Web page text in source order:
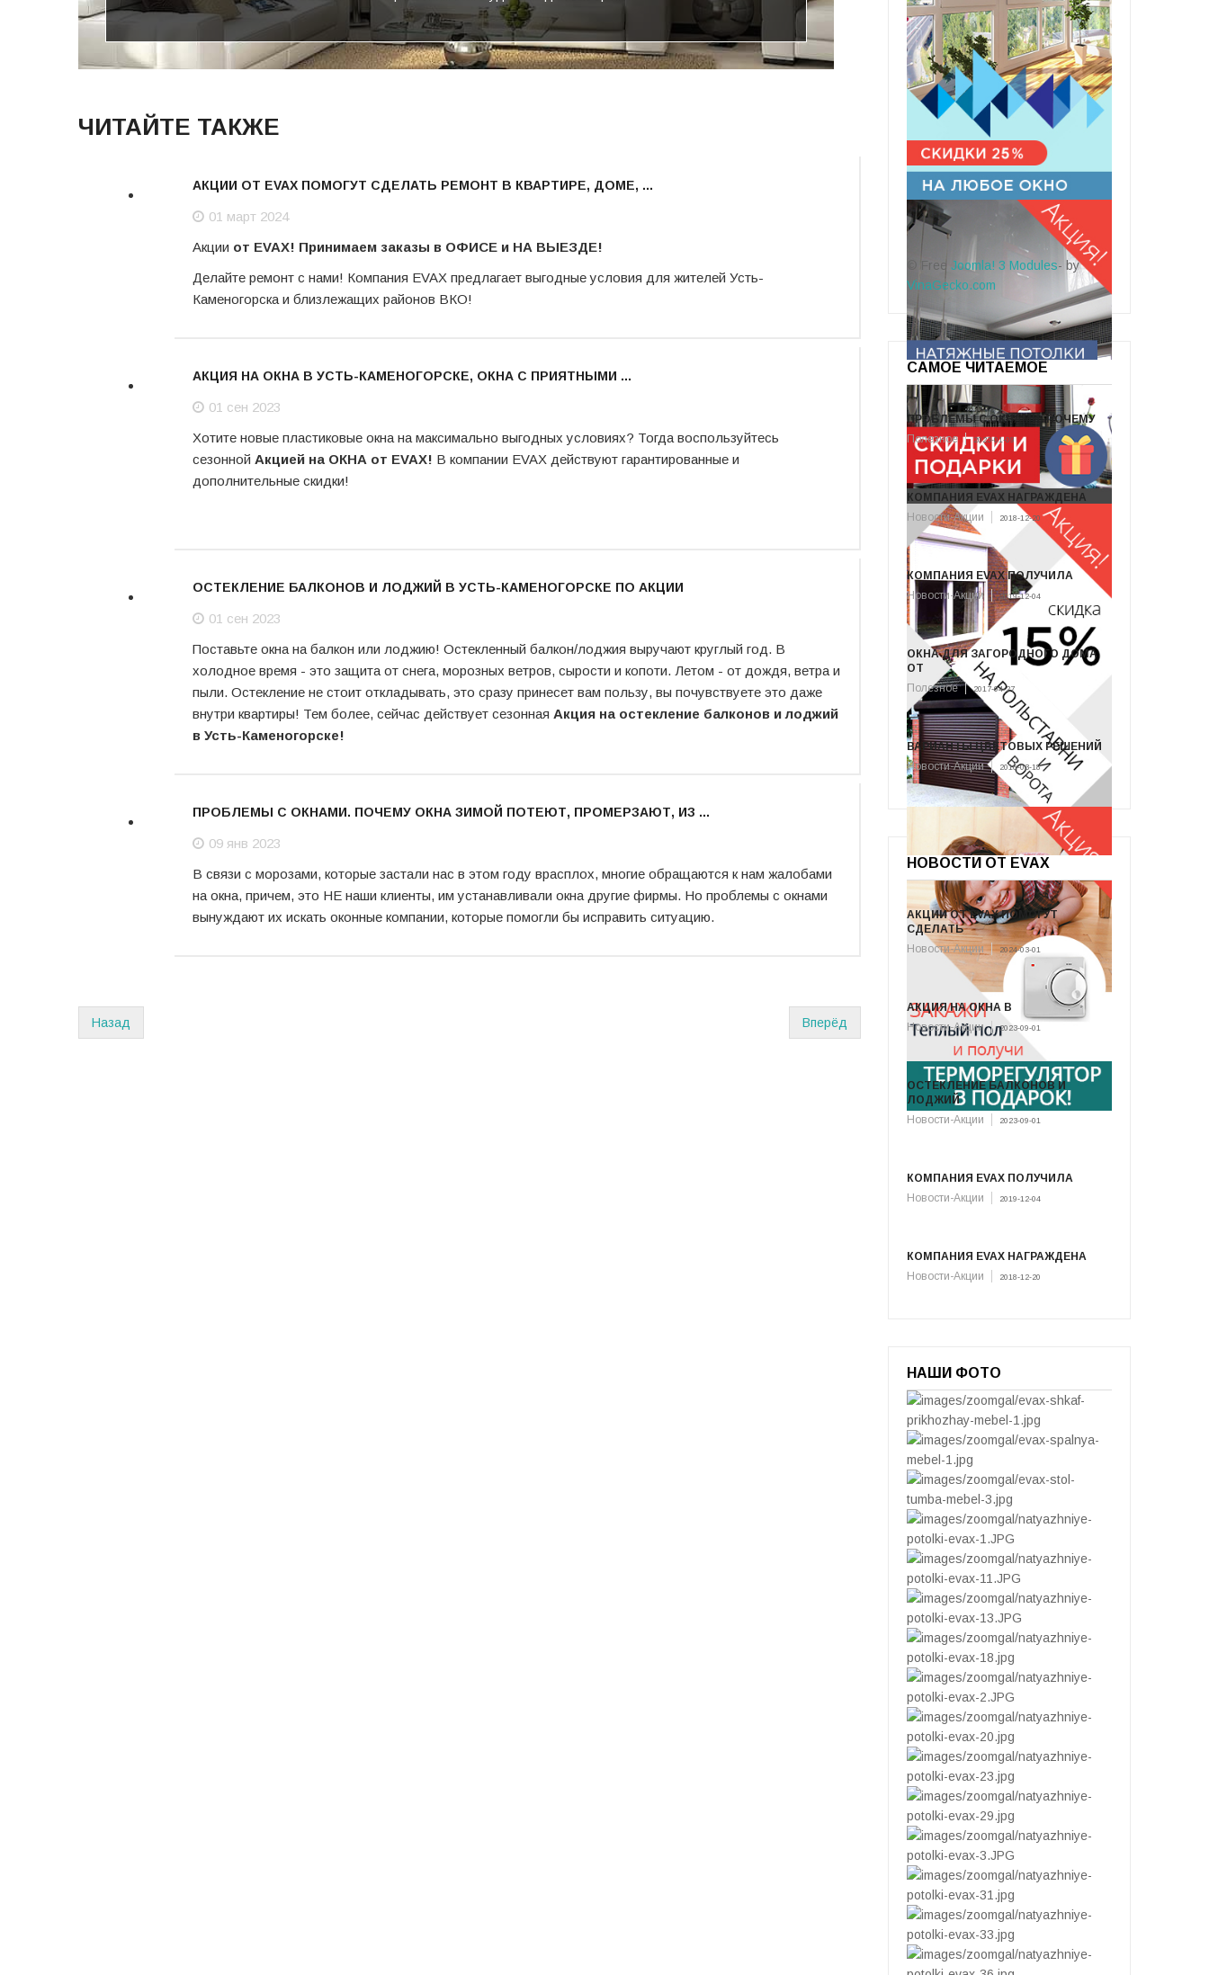
ЧИТАЙТЕ ТАКЖЕ
01
март
АКЦИИ ОТ EVAX ПОМОГУТ СДЕЛАТЬ РЕМОНТ В КВАРТИРЕ, ДОМЕ, ...
01 март 2024
Акции от EVAX! Принимаем заказы в ОФИСЕ и НА ВЫЕЗДЕ!
Делайте ремонт с нами! Компания EVAX предлагает выгодные условия для жителей Усть-
Каменогорска и близлежащих районов ВКО!
01
сен
АКЦИЯ НА ОКНА В УСТЬ-КАМЕНОГОРСКЕ, ОКНА С ПРИЯТНЫМИ ...
01 сен 2023
Хотите новые пластиковые окна на максимально выгодных условиях? Тогда воспользуйтесь
сезонной Акцией на ОКНА от EVAX! В компании EVAX действуют гарантированные и
дополнительные скидки!
01
сен
ОСТЕКЛЕНИЕ БАЛКОНОВ И ЛОДЖИЙ В УСТЬ-КАМЕНОГОРСКЕ ПО АКЦИИ
01 сен 2023
Поставьте окна на балкон или лоджию! Остекленный балкон/лоджия выручают круглый год. В
холодное время - это защита от снега, морозных ветров, сырости и копоти. Летом - от дождя, ветра и
пыли. Остекление не стоит откладывать, это сразу принесет вам пользу, вы почувствуете это даже
внутри квартиры! Тем более, сейчас действует сезонная Акция на остекление балконов и лоджий
в Усть-Каменогорске!
09
янв
ПРОБЛЕМЫ С ОКНАМИ. ПОЧЕМУ ОКНА ЗИМОЙ ПОТЕЮТ, ПРОМЕРЗАЮТ, ИЗ ...
09 янв 2023
В связи с морозами, которые застали нас в этом году врасплох, многие обращаются к нам жалобами
на окна, причем, это НЕ наши клиенты, им устанавливали окна другие фирмы. Но проблемы с окнами
вынуждают их искать оконные компании, которые помогли бы исправить ситуацию.
Назад Вперёд
© Free Joomla! 3 Modules- by
VinaGecko.com
САМОЕ ЧИТАЕМОЕ
ПРОБЛЕМЫ С ОКНАМИ. ПОЧЕМУ
Полезное
2023-01-09
КОМПАНИЯ EVAX НАГРАЖДЕНА
Новости-Акции
2018-12-20
КОМПАНИЯ EVAX ПОЛУЧИЛА
Новости-Акции
2019-12-04
ОКНА ДЛЯ ЗАГОРОДНОГО ДОМА
ОТ
Полезное
2017-04-27
ВАРИАНТЫ ЦВЕТОВЫХ РЕШЕНИЙ
Новости-Акции
2016-03-18
НОВОСТИ ОТ EVAX
АКЦИИ ОТ EVAX ПОМОГУТ
СДЕЛАТЬ
Новости-Акции
2024-03-01
АКЦИЯ НА ОКНА В
Новости-Акции
2023-09-01
ОСТЕКЛЕНИЕ БАЛКОНОВ И
ЛОДЖИЙ
Новости-Акции
2023-09-01
КОМПАНИЯ EVAX ПОЛУЧИЛА
Новости-Акции
2019-12-04
КОМПАНИЯ EVAX НАГРАЖДЕНА
Новости-Акции
2018-12-20
НАШИ ФОТО